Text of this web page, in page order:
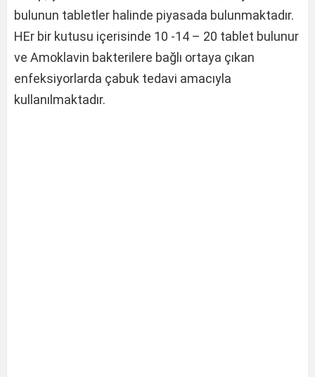
bulunun tabletler halinde piyasada bulunmaktadır.
HEr bir kutusu içerisinde 10 -14 – 20 tablet bulunur
ve Amoklavin bakterilere bağlı ortaya çıkan
enfeksiyorlarda çabuk tedavi amacıyla
kullanılmaktadır.